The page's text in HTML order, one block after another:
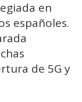
en
españoles.
de 5G y